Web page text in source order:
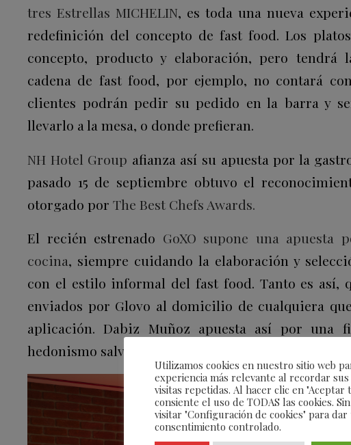
tres Estrellas MICHELIN, es toda una nueva
redefinición del concepto de fast food. Los
concepto, producto y elaboración, pero tendrá
cadena de fast food, por ejemplo, no contará
clientes podrán pedir su pedido en la barra y
llevarlo a la mesa, o donde prefieran.
NH Hotel Group afianza así su apuesta por la
pasado 15 de septiembre obtuvo el
otorgado por The Best Chefs Awards.
El recién estrenado GoXO supone una
cocina, siempre cuidando la elaboración y
con el estilo informal del fast food. Tanto es así,
enviados por Glovo al domicilio de cualquiera
aplicación. Dabiz Muñoz apuesta así por una
hedonismo salvaje”.
Utilizamos cookies en nuestro sitio web
experiencia más relevante al recordar
visitas repetidas. Al hacer clic en "Aceptar
consiente el uso de TODAS las cookies.
visitar "Configuración de cookies" para dar
consentimiento controlado.